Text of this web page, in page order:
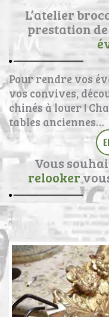
L’atelier
prestation de
Pour rendre vos
vos convives,
chinés à louer !
tables anciennes…
Vous
relooker